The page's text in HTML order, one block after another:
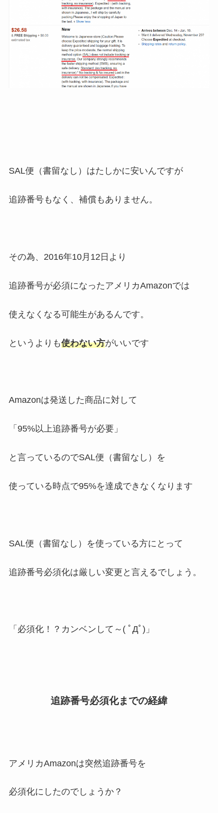
SAL便（書留なし）はたしかに安いんですが
追跡番号もなく、補償もありません。
その為、2016年10月12日より
追跡番号が必須になったアメリカAmazonでは
使えなくなる可能生があるんです。
というよりも使わない方がいいです
Amazonは発送した商品に対して
「95%以上追跡番号が必要」
と言っているのでSAL便（書留なし）を
使っている時点で95%を達成できなくなります
SAL便（書留なし）を使っている方にとって
追跡番号必須化は厳しい変更と言えるでしょう。
「必須化！？カンベンして～( ﾟДﾟ)」
追跡番号必須化までの経緯
アメリカAmazonは突然追跡番号を
必須化にしたのでしょうか？